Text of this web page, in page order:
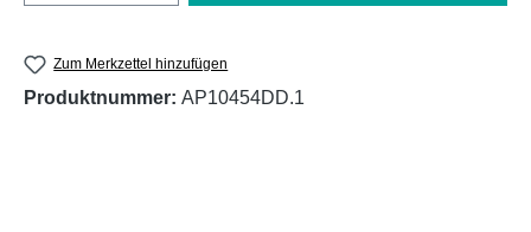
Zum Merkzettel hinzufügen
Produktnummer: AP10454DD.1